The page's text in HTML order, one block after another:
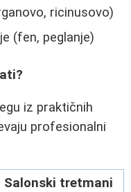
ricinusovo)
(fen, peglanje)
iz praktičnih
profesionalni
Salonski tretmani